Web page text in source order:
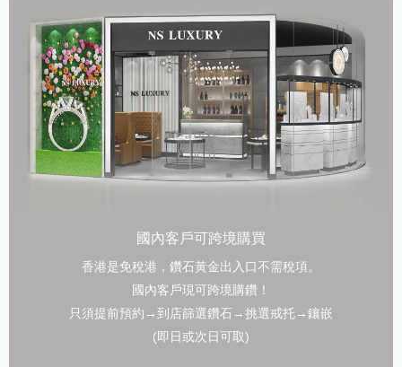
國內客戶可跨境購買
香港是免稅港，鑽石黃金出入口不需稅項。
國內客戶現可跨境購鑽！
只須提前預約→到店篩選鑽石→挑選戒托→鑲嵌
(即日或次日可取)